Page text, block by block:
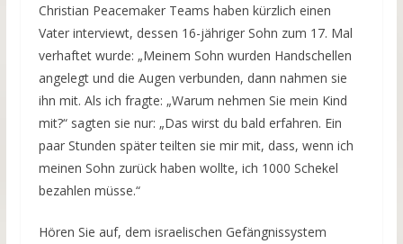
Christian Peacemaker Teams haben kürzlich einen
Vater interviewt, dessen 16-jähriger Sohn zum 17. Mal
verhaftet wurde: „Meinem Sohn wurden Handschellen
angelegt und die Augen verbunden, dann nahmen sie
ihn mit. Als ich fragte: „Warum nehmen Sie mein Kind
mit?“ sagten sie nur: „Das wirst du bald erfahren. Ein
paar Stunden später teilten sie mir mit, dass, wenn ich
meinen Sohn zurück haben wollte, ich 1000 Schekel
bezahlen müsse.“
Hören Sie auf, dem israelischen Gefängnissystem